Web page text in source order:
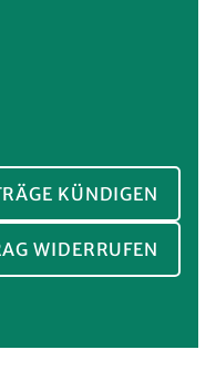
KÜNDIGEN
WIDERRUFEN